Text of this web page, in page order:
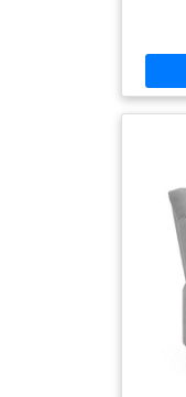
avec
ou
les
rapide